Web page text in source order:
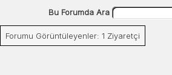
Bu Forumda Ara
Forumu Görüntüleyenler: 1 Ziyaretçi